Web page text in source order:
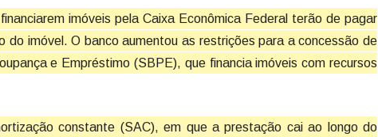
imóveis pela Caixa Econômica Federal terão de pagar
do imóvel. O banco aumentou as restrições para a concessão de
e Empréstimo (SBPE), que financia imóveis com recursos
constante (SAC), em que a prestação cai ao longo do